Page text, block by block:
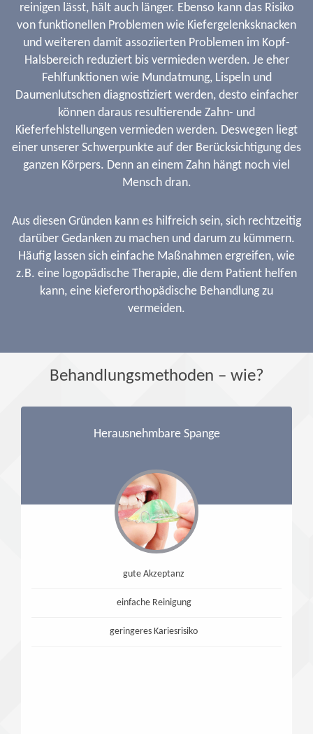
reinigen lässt, hält auch länger. Ebenso kann das Risiko
von funktionellen Problemen wie Kiefergelenksknacken
und weiteren damit assoziierten Problemen im Kopf-
Halsbereich reduziert bis vermieden werden. Je eher
Fehlfunktionen wie Mundatmung, Lispeln und
Daumenlutschen diagnostiziert werden, desto einfacher
können daraus resultierende Zahn- und
Kieferfehlstellungen vermieden werden. Deswegen liegt
einer unserer Schwerpunkte auf der Berücksichtigung des
ganzen Körpers. Denn an einem Zahn hängt noch viel
Mensch dran.
Aus diesen Gründen kann es hilfreich sein, sich rechtzeitig
darüber Gedanken zu machen und darum zu kümmern.
Häufig lassen sich einfache Maßnahmen ergreifen, wie
z.B. eine logopädische Therapie, die dem Patient helfen
kann, eine kieferorthopädische Behandlung zu
vermeiden.
Behandlungsmethoden – wie?
Herausnehmbare Spange
gute Akzeptanz
einfache Reinigung
geringeres Kariesrisiko